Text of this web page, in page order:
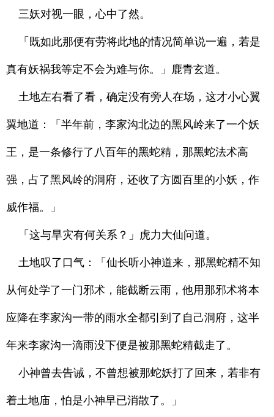
三妖对视一眼，心中了然。
「既如此那便有劳将此地的情况简单说一遍，若是
真有妖祸我等定不会为难与你。」鹿青玄道。
土地左右看了看，确定没有旁人在场，这才小心翼
翼地道：「半年前，李家沟北边的黑风岭来了一个妖
王，是一条修行了八百年的黑蛇精，那黑蛇法术高
强，占了黑风岭的洞府，还收了方圆百里的小妖，作
威作福。」
「这与旱灾有何关系？」虎力大仙问道。
土地叹了口气：「仙长听小神道来，那黑蛇精不知
从何处学了一门邪术，能截断云雨，他用那邪术将本
应降在李家沟一带的雨水全都引到了自己洞府，这半
年来李家沟一滴雨没下便是被那黑蛇精截走了。
小神曾去告诫，不曾想被那蛇妖打了回来，若非有
着土地庙，怕是小神早已消散了。」